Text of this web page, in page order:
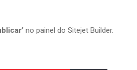
no painel do Sitejet Builder.